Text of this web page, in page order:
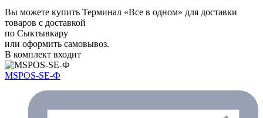
Вы можете купить Терминал «Все в одном» для доставки
товаров с доставкой
по Сыктывкару
или оформить самовывоз.
В комплект входит
MSPOS-SE-Ф